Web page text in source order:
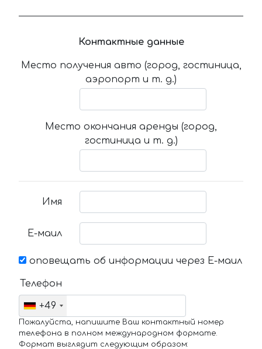
Контактные данные
Место получения авто (город, гостиница,
аэропорт и т. д.)
Место окончания аренды (город,
гостиница и т. д.)
Имя
Е-маил
оповещать об информации через Е-маил
Телефон
+49
Пожалуйста, напишите Ваш контактный номер
телефона в полном международном формате.
Формат выглядит следующим образом: